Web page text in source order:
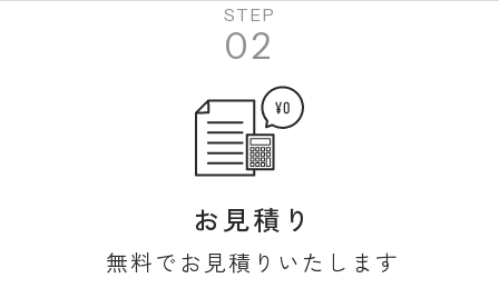
STEP
02
お見積り
無料でお見積りいたします